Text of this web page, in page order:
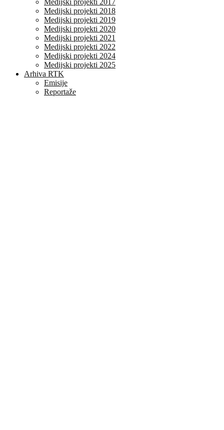
Medijski projekti 2017
Medijski projekti 2018
Medijski projekti 2019
Medijski projekti 2020
Medijski projekti 2021
Medijski projekti 2022
Medijski projekti 2024
Medijski projekti 2025
Arhiva RTK
Emisije
Reportaže